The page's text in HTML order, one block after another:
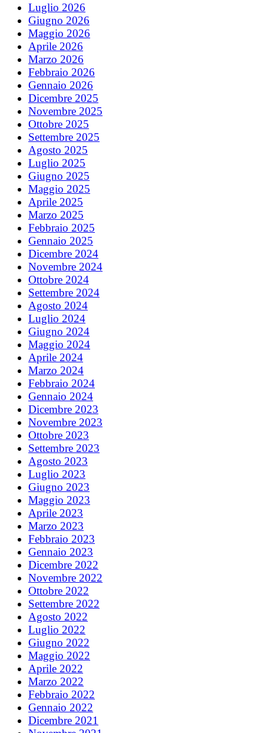
Luglio 2026
Giugno 2026
Maggio 2026
Aprile 2026
Marzo 2026
Febbraio 2026
Gennaio 2026
Dicembre 2025
Novembre 2025
Ottobre 2025
Settembre 2025
Agosto 2025
Luglio 2025
Giugno 2025
Maggio 2025
Aprile 2025
Marzo 2025
Febbraio 2025
Gennaio 2025
Dicembre 2024
Novembre 2024
Ottobre 2024
Settembre 2024
Agosto 2024
Luglio 2024
Giugno 2024
Maggio 2024
Aprile 2024
Marzo 2024
Febbraio 2024
Gennaio 2024
Dicembre 2023
Novembre 2023
Ottobre 2023
Settembre 2023
Agosto 2023
Luglio 2023
Giugno 2023
Maggio 2023
Aprile 2023
Marzo 2023
Febbraio 2023
Gennaio 2023
Dicembre 2022
Novembre 2022
Ottobre 2022
Settembre 2022
Agosto 2022
Luglio 2022
Giugno 2022
Maggio 2022
Aprile 2022
Marzo 2022
Febbraio 2022
Gennaio 2022
Dicembre 2021